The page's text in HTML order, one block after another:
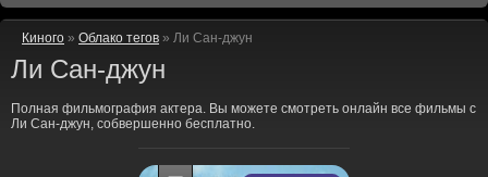
Киного » Облако тегов » Ли Сан-джун
Ли Сан-джун
Полная фильмография актера. Вы можете смотреть онлайн все фильмы с
Ли Сан-джун, собвершенно бесплатно.